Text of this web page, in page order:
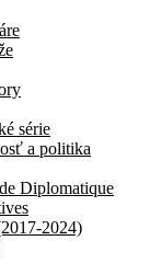
série
a politika
Diplomatique
2024)